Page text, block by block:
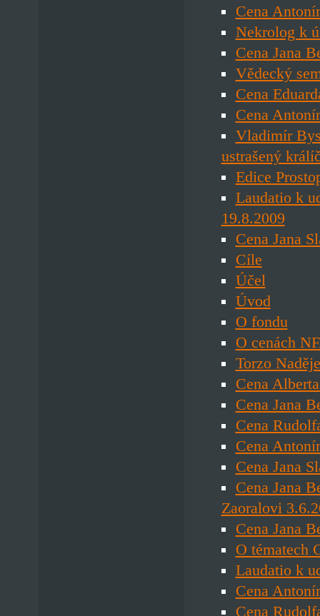
Cena
Nekrolog k
Cena Jana
Vědecký
Cena
Cena
Vladimír
ustrašený
Edice
Laudatio k
19.8.2009
Cena Jana
Cíle
Účel
Úvod
O fondu
O cenách
Torzo
Cena
Cena Jana
Cena
Cena
Cena Jana
Cena Jana
Zaoralovi
Cena Jana
O tématech
Laudatio k
Cena
Cena